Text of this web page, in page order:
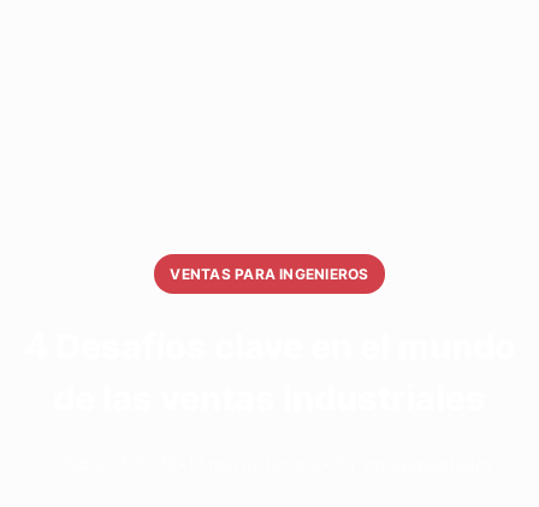
VENTAS PARA INGENIEROS